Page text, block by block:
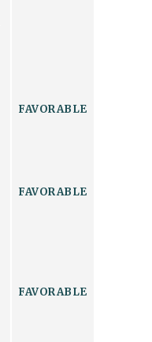
FAVORABLE
FAVORABLE
FAVORABLE